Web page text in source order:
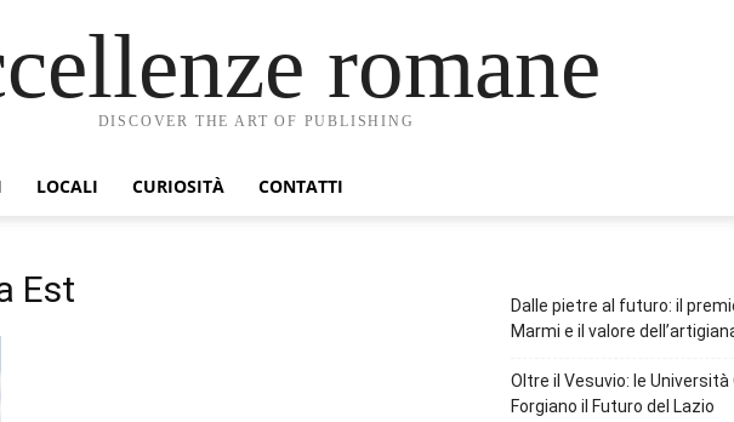
romane
DISCOVER THE ART OF PUBLISHING
LOCALI CURIOSITÀ CONTATTI
Est
Dalle pietre al futuro: il
Marmi e il valore
Oltre il Vesuvio: le
Forgiano il Futuro del Lazio